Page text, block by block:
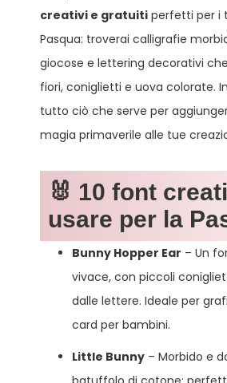
creativi e gratuiti perfetti per i
Pasqua: troverai calligrafie
giocose e lettering decorativi
fiori, coniglietti e uova colorate.
tutto ciò che serve per
magia primaverile alle tue
🐰 10 font
usare per la
Bunny Hopper Ear – Un
vivace, con piccoli
dalle lettere. Ideale per
card per bambini.
Little Bunny – Morbido e